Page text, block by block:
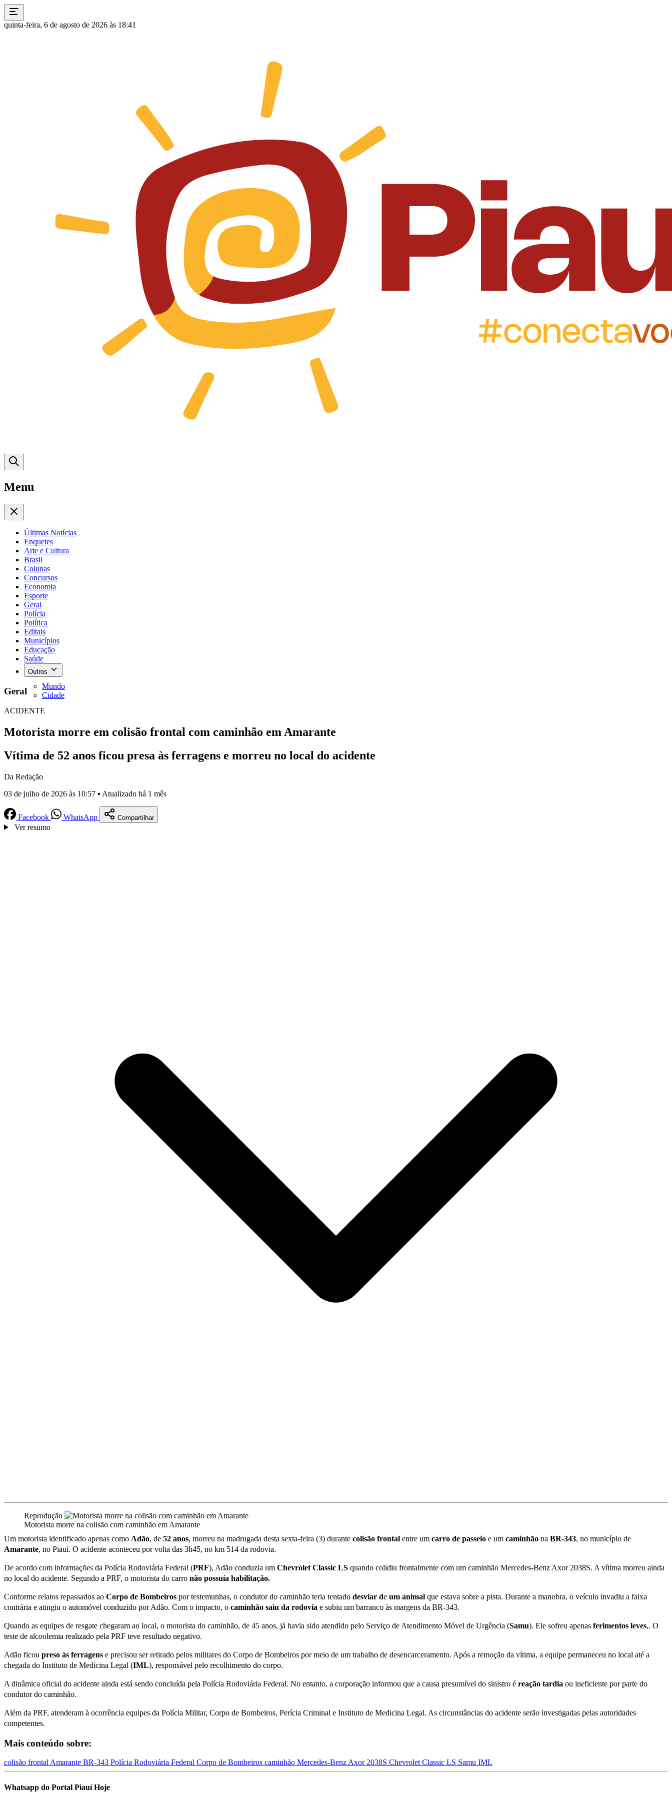
quinta-feira, 6 de agosto de 2026 às 18:41
Menu
Últimas Notícias
Enquetes
Arte e Cultura
Brasil
Colunas
Concursos
Economia
Esporte
Geral
Polícia
Política
Editais
Municípios
Educação
Saúde
Outros
Mundo
Cidade
Geral
ACIDENTE
Motorista morre em colisão frontal com caminhão em Amarante
Vítima de 52 anos ficou presa às ferragens e morreu no local do acidente
Da Redação
03 de julho de 2026 às 10:57 ▪ Atualizado há 1 mês
Facebook WhatsApp Compartilhar
Ver resumo
Reprodução
Motorista morre na colisão com caminhão em Amarante
Um motorista identificado apenas como Adão, de 52 anos, morreu na madrugada desta sexta-feira (3) durante colisão frontal entre um carro de passeio e um caminhão na BR-343, no município de
Amarante, no Piauí. O acidente aconteceu por volta das 3h45, no km 514 da rodovia.
De acordo com informações da Polícia Rodoviária Federal (PRF), Adão conduzia um Chevrolet Classic LS quando colidiu frontalmente com um caminhão Mercedes-Benz Axor 2038S. A vítima morreu ainda
no local do acidente. Segundo a PRF, o motorista do carro não possuía habilitação.
Conforme relatos repassados ao Corpo de Bombeiros por testemunhas, o condutor do caminhão teria tentado desviar de um animal que estava sobre a pista. Durante a manobra, o veículo invadiu a faixa
contrária e atingiu o automóvel conduzido por Adão. Com o impacto, o caminhão saiu da rodovia e subiu um barranco às margens da BR-343.
Quando as equipes de resgate chegaram ao local, o motorista do caminhão, de 45 anos, já havia sido atendido pelo Serviço de Atendimento Móvel de Urgência (Samu). Ele sofreu apenas ferimentos leves,. O
teste de alcoolemia realizado pela PRF teve resultado negativo.
Adão ficou preso às ferragens e precisou ser retirado pelos militares do Corpo de Bombeiros por meio de um trabalho de desencarceramento. Após a remoção da vítima, a equipe permaneceu no local até a
chegada do Instituto de Medicina Legal (IML), responsável pelo recolhimento do corpo.
A dinâmica oficial do acidente ainda está sendo concluída pela Polícia Rodoviária Federal. No entanto, a corporação informou que a causa presumível do sinistro é reação tardia ou ineficiente por parte do
condutor do caminhão.
Além da PRF, atenderam à ocorrência equipes da Polícia Militar, Corpo de Bombeiros, Perícia Criminal e Instituto de Medicina Legal. As circunstâncias do acidente serão investigadas pelas autoridades
competentes.
Mais conteúdo sobre:
colisão frontal Amarante BR-343 Polícia Rodoviária Federal Corpo de Bombeiros caminhão Mercedes-Benz Axor 2038S Chevrolet Classic LS Samu IML
Whatsapp do Portal Piauí Hoje